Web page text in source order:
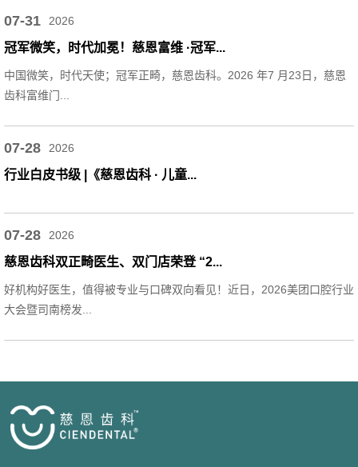
07-31 2026
冠军微笑，时代加冕！慈恩富维 ·冠军...
中国微笑，时代天使；冠军正畸，慈恩齿科。2026 年7 月23日，慈恩
齿科富维门...
07-28 2026
行业白皮书级 |《慈恩齿科 · 儿童...
07-28 2026
慈恩齿科双正畸医生、双门店荣登 “2...
好机构好医生，值得被专业与口碑双向看见！近日，2026美团口腔行业
大会暨司南榜发...